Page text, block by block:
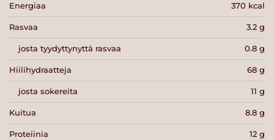
Energiaa 370 kcal
Rasvaa 3.2 g
josta tyydyttynyttä rasvaa 0.8 g
Hiilihydraatteja 68 g
josta sokereita 11 g
Kuitua 8.8 g
Proteiinia 12 g